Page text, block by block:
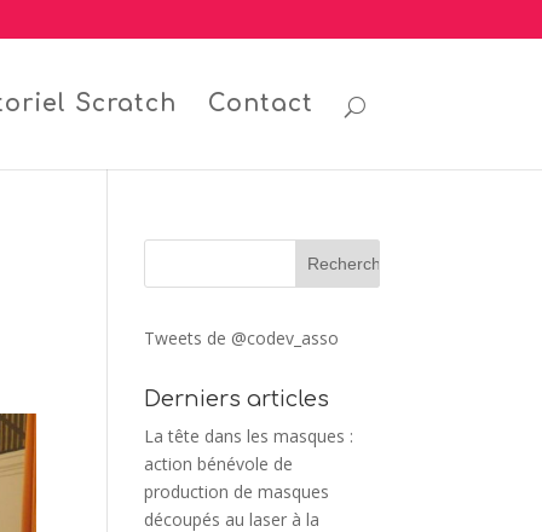
Scratch Contact
Tweets de @codev_asso
Derniers articles
La tête dans les masques :
action bénévole de
production de masques
découpés au laser à la